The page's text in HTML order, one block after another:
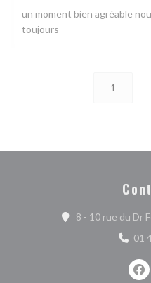
un moment bien agréable
toujours
1
8 - 10 rue du Dr
01